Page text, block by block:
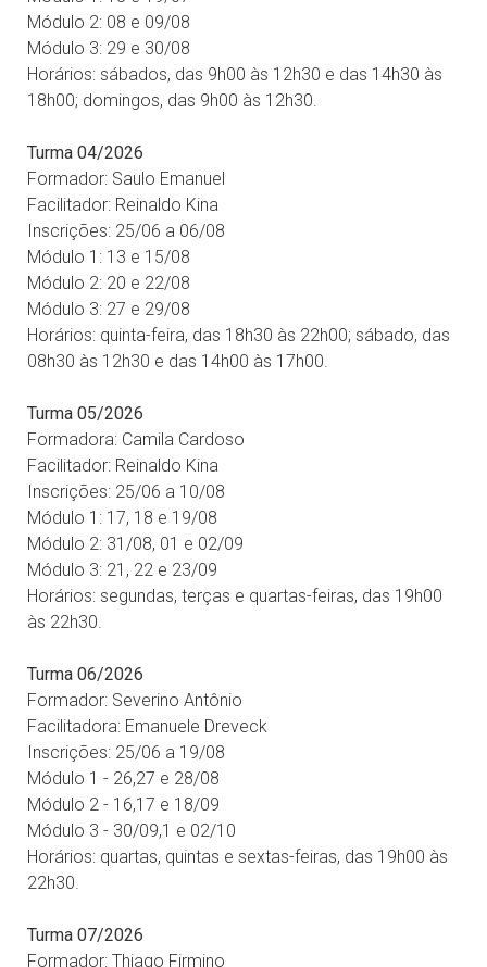
Módulo 2: 08 e 09/08
Módulo 3: 29 e 30/08
Horários: sábados, das 9h00 às 12h30 e das 14h30 às
18h00; domingos, das 9h00 às 12h30.
Turma 04/2026
Formador: Saulo Emanuel
Facilitador: Reinaldo Kina
Inscrições: 25/06 a 06/08
Módulo 1: 13 e 15/08
Módulo 2: 20 e 22/08
Módulo 3: 27 e 29/08
Horários: quinta-feira, das 18h30 às 22h00; sábado, das
08h30 às 12h30 e das 14h00 às 17h00.
Turma 05/2026
Formadora: Camila Cardoso
Facilitador: Reinaldo Kina
Inscrições: 25/06 a 10/08
Módulo 1: 17, 18 e 19/08
Módulo 2: 31/08, 01 e 02/09
Módulo 3: 21, 22 e 23/09
Horários: segundas, terças e quartas-feiras, das 19h00
às 22h30.
Turma 06/2026
Formador: Severino Antônio
Facilitadora: Emanuele Dreveck
Inscrições: 25/06 a 19/08
Módulo 1 - 26,27 e 28/08
Módulo 2 - 16,17 e 18/09
Módulo 3 - 30/09,1 e 02/10
Horários: quartas, quintas e sextas-feiras, das 19h00 às
22h30.
Turma 07/2026
Formador: Thiago Firmino